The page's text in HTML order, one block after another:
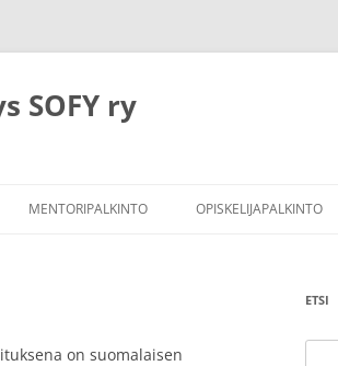
SOFY ry
MENTORIPALKINTO OPISKELIJAPALKINTO
on suomalaisen
ETSI